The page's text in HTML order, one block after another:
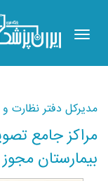
Toggle
navigation
مدیرکل دفتر نظارت
مراکز جامع
بیمارستان